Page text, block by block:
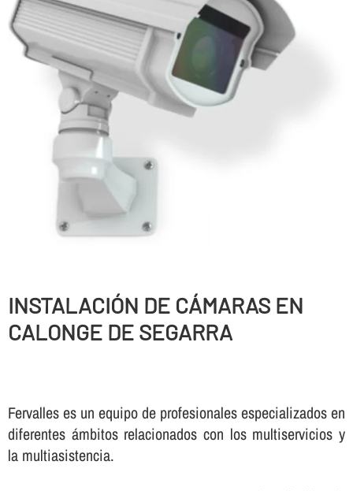
INSTALACIÓN DE CÁMARAS EN
CALONGE DE SEGARRA
Fervalles es un equipo de profesionales especializados en
diferentes ámbitos relacionados con los multiservicios y
la multiasistencia.